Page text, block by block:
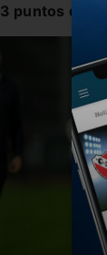
3 puntos